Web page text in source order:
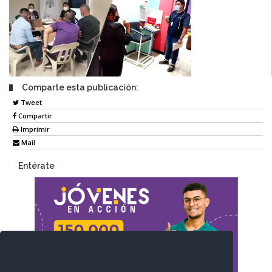
Comparte esta publicación:
Tweet
Compartir
Imprimir
Mail
Entérate